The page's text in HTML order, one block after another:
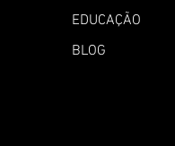
EDUCAÇÃO
BLOG